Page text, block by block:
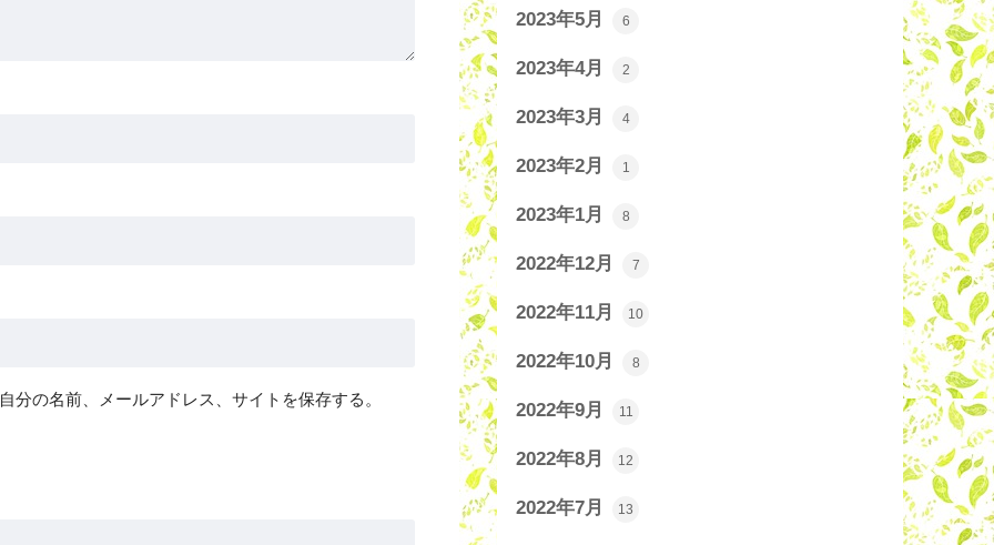
の名前、メールアドレス、サイトを保存する。
2023年5月 6
2023年4月 2
2023年3月 4
2023年2月 1
2023年1月 8
2022年12月 7
2022年11月 10
2022年10月 8
2022年9月 11
2022年8月 12
2022年7月 13